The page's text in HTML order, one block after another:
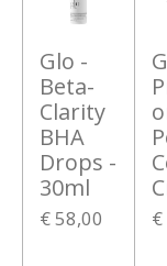
Glo -
Beta-
Clarity
BHA
Drops -
30ml
€ 58,00 €